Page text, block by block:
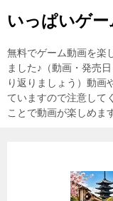
いっぱいゲー
無料でゲーム動画を楽
ました♪（動画・発売
り返りましょう）動画
ていますので注意して
ことで動画が楽しめま